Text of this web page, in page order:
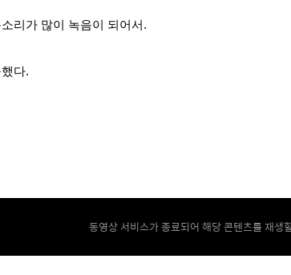
리가 많이 녹음이 되어서.
다.
동영상 서비스가 종료되어 해당 콘텐츠를 재생